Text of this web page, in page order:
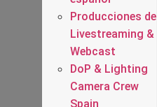
Producciones de
Livestreaming &
Webcast
DoP & Lighting
Camera Crew
Spain